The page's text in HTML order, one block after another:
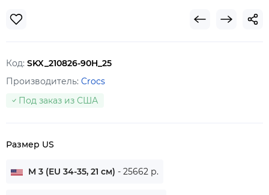
Код: SKX_210826-90H_25
Производитель: Crocs
Под заказ из США
Размер US
M 3 (EU 34-35, 21 см) - 25662 р.